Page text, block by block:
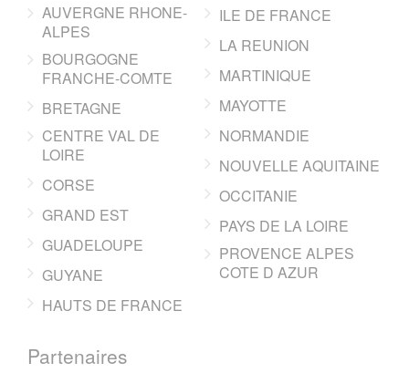
AUVERGNE RHONE-
ALPES
BOURGOGNE
FRANCHE-COMTE
BRETAGNE
CENTRE VAL DE
LOIRE
CORSE
GRAND EST
GUADELOUPE
GUYANE
HAUTS DE FRANCE
ILE DE FRANCE
LA REUNION
MARTINIQUE
MAYOTTE
NORMANDIE
NOUVELLE AQUITAINE
OCCITANIE
PAYS DE LA LOIRE
PROVENCE ALPES
COTE D AZUR
Partenaires